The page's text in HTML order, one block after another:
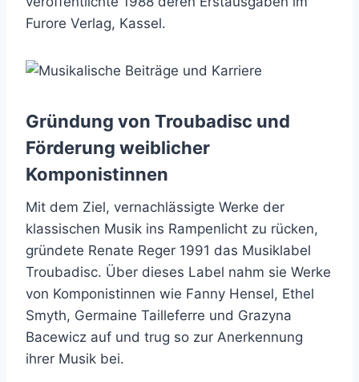
Furore Verlag, Kassel.
Gründung von Troubadisc und
Förderung weiblicher
Komponistinnen
Mit dem Ziel, vernachlässigte Werke der
klassischen Musik ins Rampenlicht zu rücken,
gründete Renate Reger 1991 das Musiklabel
Troubadisc. Über dieses Label nahm sie Werke
von Komponistinnen wie Fanny Hensel, Ethel
Smyth, Germaine Tailleferre und Grazyna
Bacewicz auf und trug so zur Anerkennung
ihrer Musik bei.